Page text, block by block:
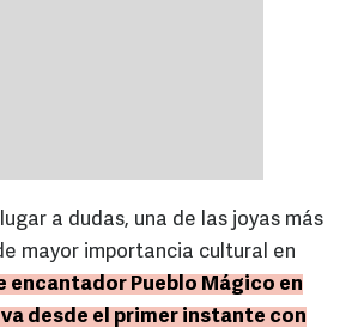
a dudas, una de las joyas más
mayor importancia cultural en
encantador Pueblo Mágico en
desde el primer instante con